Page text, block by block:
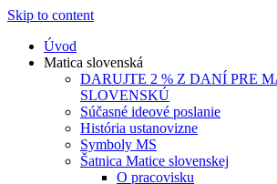
Skip to content
Úvod
Matica slovenská
DARUJTE 2 % Z DANÍ PRE
SLOVENSKÚ
Súčasné ideové poslanie
História ustanovizne
Symboly MS
Šatnica Matice slovenskej
O pracovisku